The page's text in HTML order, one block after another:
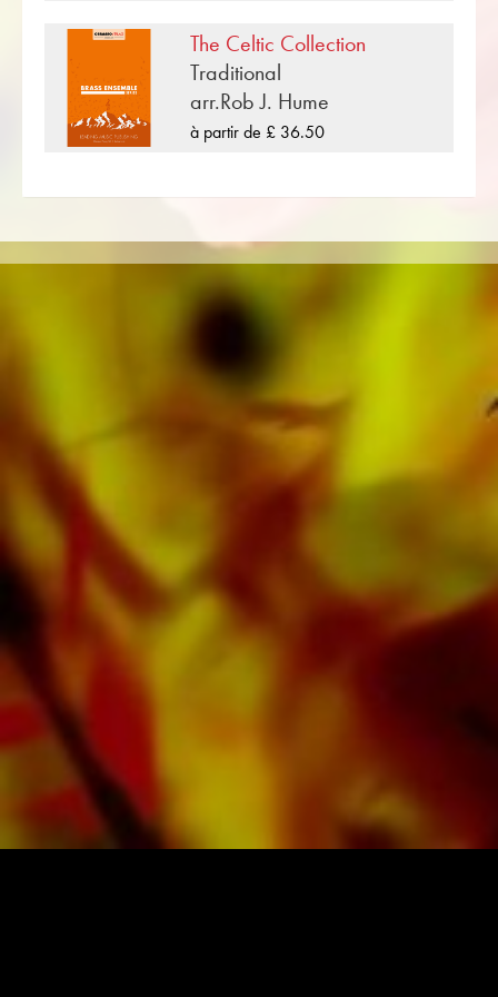
Juniors, Ensemble de cuivres, Ensemble à vent,
Orchestre Symphonique aussi bien que CDs et
Éducation musicale. Une grande partie de la
littérature de l'éditeur provenant de fanfares
Band, le Cory Band, le Brighouse & Rastrick
enregistrée sur Obrasso Records. Tous les
supports sonores sont également disponibles
numériquement sur les portails populaires
d'autres fournisseurs du monde entier.
Toutes les partitions d'Obrasso sont produites
sur du papier de haute qualité. Le papier à
lettres légèrement jaunâtre offre un bon
contraste et est agréable pour les yeux dans
des conditions d'éclairage difficiles. La
livraison aux clients privés dans le monde
entier est gratuite. Commandez dès maintenant
votre partition directement auprès d'Obrasso
The Celtic Collection
Traditional
arr.Rob J. Hume
à partir de £ 36.50